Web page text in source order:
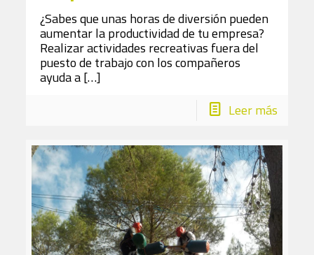
¿Sabes que unas horas de diversión pueden
aumentar la productividad de tu empresa?
Realizar actividades recreativas fuera del
puesto de trabajo con los compañeros
ayuda a[…]
Leer más